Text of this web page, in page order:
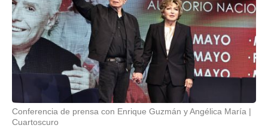
Conferencia de prensa con Enrique Guzmán y Angélica María
Cuartoscuro